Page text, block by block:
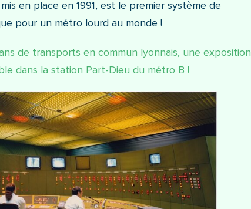
en place en 1991, est le premier système de
pour un métro lourd au monde !
de transports en commun lyonnais, une exposition
dans la station Part-Dieu du métro B !